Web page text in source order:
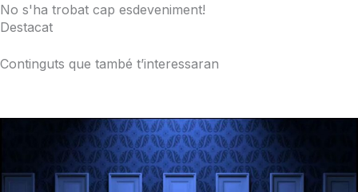
No s'ha trobat cap esdeveniment!
Destacat
Continguts que també t’interessaran